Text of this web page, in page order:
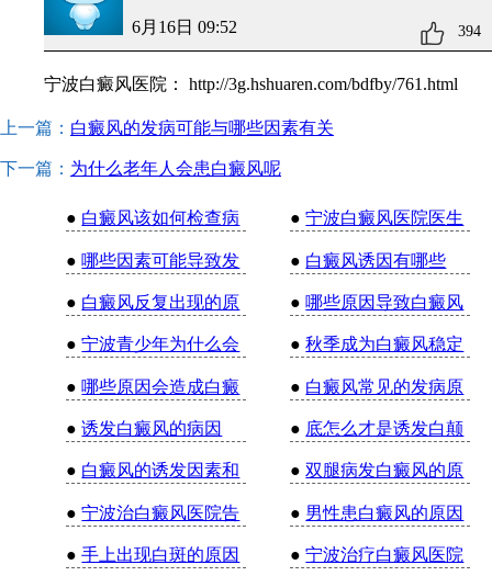
6月16日 09:52 394
宁波白癜风医院： http://3g.hshuaren.com/bdfby/761.html
上一篇： 白癜风的发病可能与哪些因素有关
下一篇： 为什么老年人会患白癜风呢
● 白癜风该如何检查病 ●宁波白癜风医院医生
● 哪些因素可能导致发 ● 白癜风诱因有哪些
● 白癜风反复出现的原 ● 哪些原因导致白癜风
●宁波青少年为什么会 ●秋季成为白癜风稳定
● 哪些原因会造成白癜 ● 白癜风常见的发病原
●诱发白癜风的病因 ● 底怎么才是诱发白颠
● 白癜风的诱发因素和 ●双腿病发白癜风的原
●宁波治白癜风医院告 ● 男性患白癜风的原因
●手上出现白斑的原因 ●宁波治疗白癜风医院